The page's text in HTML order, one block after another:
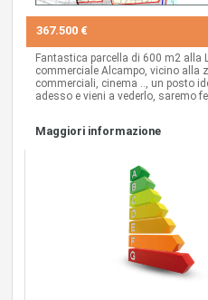
367.500 €
Fantastica parcella di 600 m2 alla
commerciale Alcampo, vicino alla
commerciali, cinema .., un posto
adesso e vieni a vederlo, saremo
Maggiori informazione